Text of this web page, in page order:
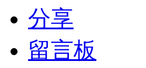
分享
留言板